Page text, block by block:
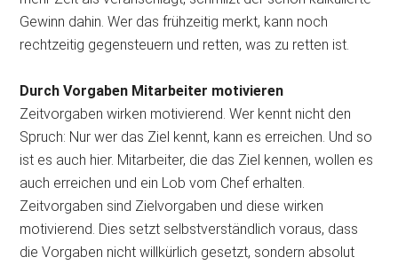
Gewinn dahin. Wer das frühzeitig merkt, kann noch
rechtzeitig gegensteuern und retten, was zu retten ist.
Durch Vorgaben Mitarbeiter motivieren
Zeitvorgaben wirken motivierend. Wer kennt nicht den
Spruch: Nur wer das Ziel kennt, kann es erreichen. Und so
ist es auch hier. Mitarbeiter, die das Ziel kennen, wollen es
auch erreichen und ein Lob vom Chef erhalten.
Zeitvorgaben sind Zielvorgaben und diese wirken
motivierend. Dies setzt selbstverständlich voraus, dass
die Vorgaben nicht willkürlich gesetzt, sondern absolut